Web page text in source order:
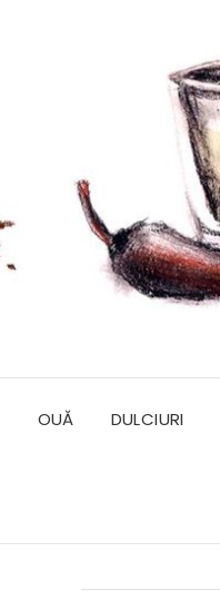
OUĂ DULCIURI